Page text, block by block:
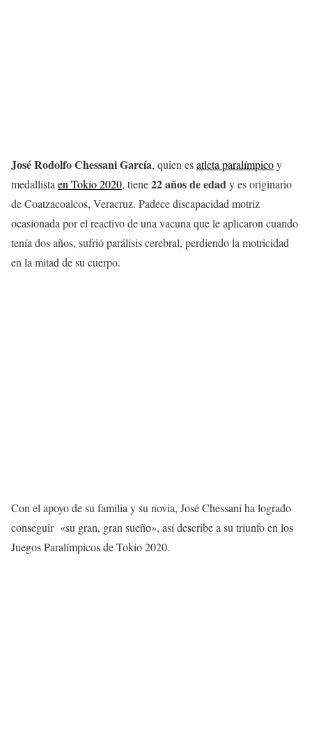
José Rodolfo Chessani García, quien esatleta paralímpicoy
medallista en Tokio 2020, tiene22 años de edady es originario
de Coatzacoalcos, Veracruz. Padece discapacidad motriz
ocasionada por el reactivo de una vacuna que le aplicaron cuando
tenía dos años, sufrió parálisis cerebral, perdiendo la motricidad
en la mitad de su cuerpo.
Con el apoyo de su familia y su novia, José Chessani ha logrado
conseguir «su gran, gran sueño», así describe a su triunfo en los
Juegos Paralímpicos de Tokio 2020.